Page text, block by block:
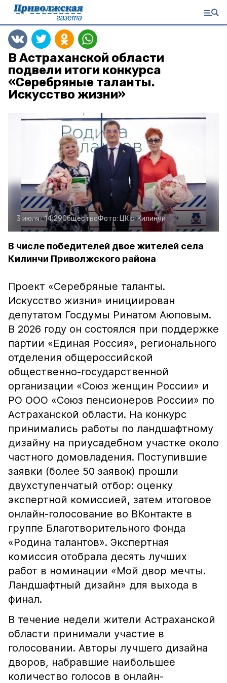
В Астраханской области
подвели итоги конкурса
«Серебряные таланты.
Искусство жизни»
3 июля , 14:29ОбществоФото: ЦК с. Килинчи
В числе победителей двое жителей села
Килинчи Приволжского района
Проект «Серебряные таланты.
Искусство жизни» инициирован
депутатом Госдумы Ринатом Аюповым.
В 2026 году он состоялся при поддержке
партии «Единая Россия», регионального
отделения общероссийской
общественно-государственной
организации «Союз женщин России» и
РО ООО «Союз пенсионеров России» по
Астраханской области. На конкурс
принимались работы по ландшафтному
дизайну на приусадебном участке около
частного домовладения. Поступившие
заявки (более 50 заявок) прошли
двухступенчатый отбор: оценку
экспертной комиссией, затем итоговое
онлайн-голосование во ВКонтакте в
группе Благотворительного Фонда
«Родина талантов». Экспертная
комиссия отобрала десять лучших
работ в номинации «Мой двор мечты.
Ландшафтный дизайн» для выхода в
финал.
В течение недели жители Астраханской
области принимали участие в
голосовании. Авторы лучшего дизайна
дворов, набравшие наибольшее
количество голосов в онлайн-